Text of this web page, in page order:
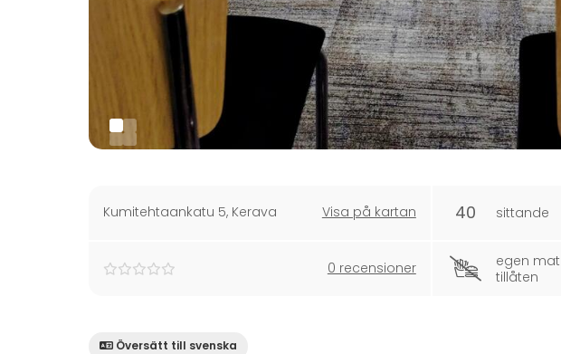
Kumitehtaankatu 5, Kerava Visa på kartan
0 recensioner
40 sittande
egen
tillåten
Översätt till svenska